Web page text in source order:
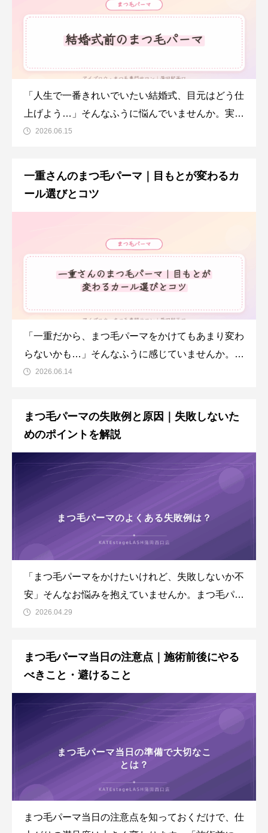
「人生で一番きれいでいたい結婚式、目元はどう仕
上げよう…」そんなふうに悩んでいませんか。実は
ブライダル まつ毛パーマは、写真にも残る大切な
田のKATEstageLASH蒲田西口店が、施術の時期や
2026.06.15
一重さんのまつ毛パーマ｜目もとが変わるカ
ール選びとコツ
「一重だから、まつ毛パーマをかけてもあまり変わ
らないかも…」そんなふうに感じていませんか。実
は一重さんのまつ毛パーマは、カールの選び方とま
蒲田西口店が、一重さんならではのコツをやさし
2026.06.14
まつ毛パーマの失敗例と原因｜失敗しないた
めのポイントを解説
「まつ毛パーマをかけたいけれど、失敗しないか不
安」そんなお悩みを抱えていませんか。まつ毛パー
マの失敗にはさまざまな原因があり、事前に知って
く解説し、失敗を避けるためのサロン選びのポイン
トや対処法をお伝えします
2026.04.29
まつ毛パーマ当日の注意点｜施術前後にやる
べきこと・避けること
まつ毛パーマ当日の注意点を知っておくだけで、仕